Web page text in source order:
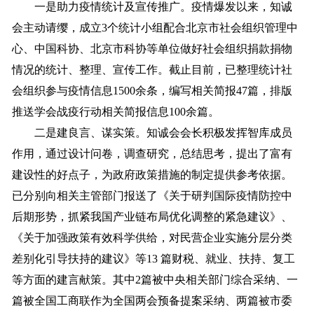
一是助力疫情统计及宣传推广。疫情爆发以来，知诚
会主动请缨，成立3个统计小组配合北京市社会组织管理中
心、中国科协、北京市科协等单位做好社会组织捐款捐物
情况的统计、整理、宣传工作。截止目前，已整理统计社
会组织参与疫情信息1500余条，编写相关简报47篇，排版
推送学会战疫行动相关简报信息100余篇。
二是建良言、谋实策。知诚会会长积极发挥智库成员
作用，通过设计问卷，调查研究，总结思考，提出了富有
建设性的好点子，为政府政策措施的制定提供参考依据。
已分别向相关主管部门报送了《关于研判国际疫情防控中
后期形势，抓紧我国产业链布局优化调整的紧急建议》、
《关于加强政策有效科学供给，对民营企业实施分层分类
差别化引导扶持的建议》等13 篇财税、就业、扶持、复工
等方面的建言献策。其中2篇被中央相关部门综合采纳、一
篇被全国工商联作为全国两会预备提案采纳、两篇被市委